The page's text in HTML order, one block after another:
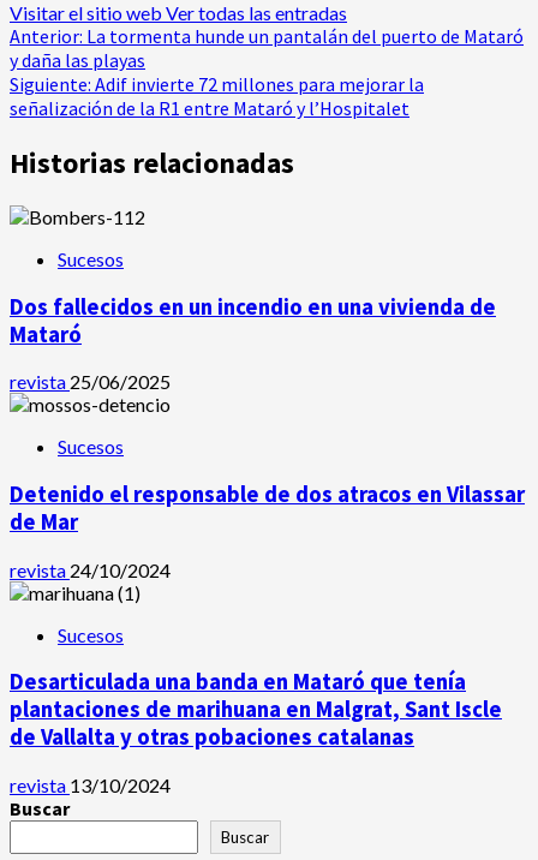
Visitar el sitio web Ver todas las entradas
Navegación
de
entradas
Anterior: La tormenta hunde un pantalán del puerto de Mataró
y daña las playas
Siguiente: Adif invierte 72 millones para mejorar la
señalización de la R1 entre Mataró y l’Hospitalet
Historias relacionadas
Sucesos
Dos fallecidos en un incendio en una vivienda de
Mataró
revista 25/06/2025
Sucesos
Detenido el responsable de dos atracos en Vilassar
de Mar
revista 24/10/2024
Sucesos
Desarticulada una banda en Mataró que tenía
plantaciones de marihuana en Malgrat, Sant Iscle
de Vallalta y otras pobaciones catalanas
revista 13/10/2024
Buscar
Buscar